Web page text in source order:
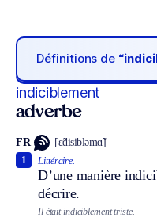
Définitions de
indiciblement
adverbe
FR [ɛ̃disibləmɑ̃]
Littéraire.
D’une manière
décrire.
1
Il était indiciblement triste.